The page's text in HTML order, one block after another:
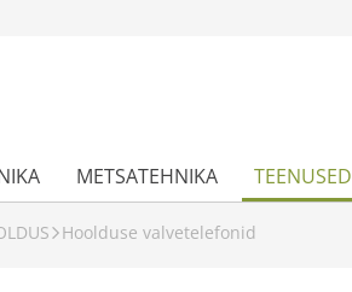
METSATEHNIKA TEENUSED
Hoolduse valvetelefonid